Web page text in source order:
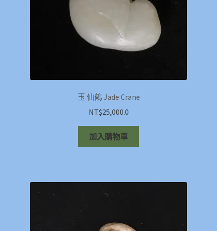
玉 仙鶴 Jade Crane
NT$25,000.0
加入購物車